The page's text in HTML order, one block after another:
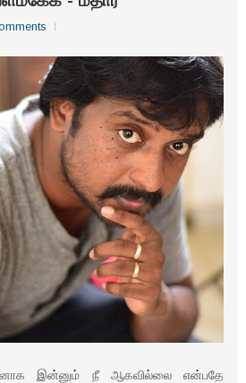
இன்னும் நீ ஆகவில்லை என்பதே